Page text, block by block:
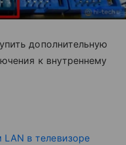
дополнительную
к внутреннему
в телевизоре